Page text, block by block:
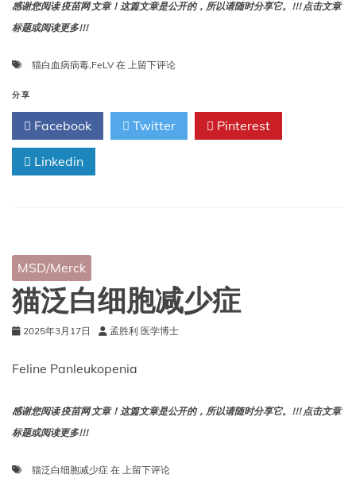
感谢您阅读 疫苗网 文章！这篇文章是公开的，所以请随时分享它。!!! 点击文章
标题或阅读更多!!!
猫白血病病毒,FeLV 在 猫
病
病
毒
上留下评论
分享
Facebook Twitter Pinterest
Linkedin
MSD/Merck
猫泛白细胞减少症
2025年3月17日 孟胜利 医学博士
Feline Panleukopenia
感谢您阅读 疫苗网 文章！这篇文章是公开的，所以请随时分享它。!!! 点击文章
标题或阅读更多!!!
猫泛白细胞减少症 在 猫
上留下评论